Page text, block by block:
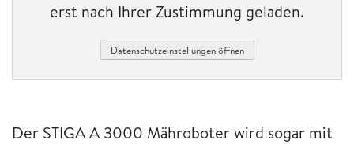
erst nach Ihrer Zustimmung geladen.
Datenschutzeinstellungen öffnen
Der STIGA A 3000 Mähroboter wird sogar mit